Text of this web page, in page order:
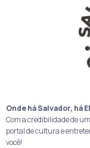
Onde há Salvador, há
Com a credibilidade de
portal de cultura e
você!